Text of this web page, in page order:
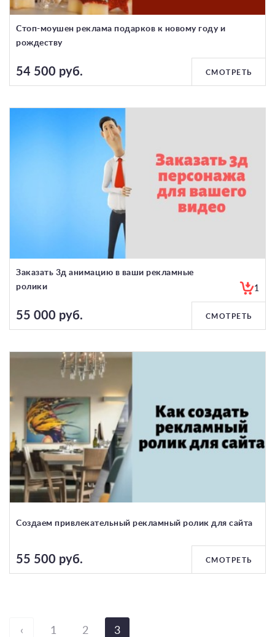
Стоп-моушен реклама подарков к новому году и
рождеству
54 500 руб. СМОТРЕТЬ
Заказать 3д анимацию в ваши рекламные
ролики
1
55 000 руб. СМОТРЕТЬ
Создаем привлекательный рекламный ролик для сайта
55 500 руб. СМОТРЕТЬ
‹ 1 2 3